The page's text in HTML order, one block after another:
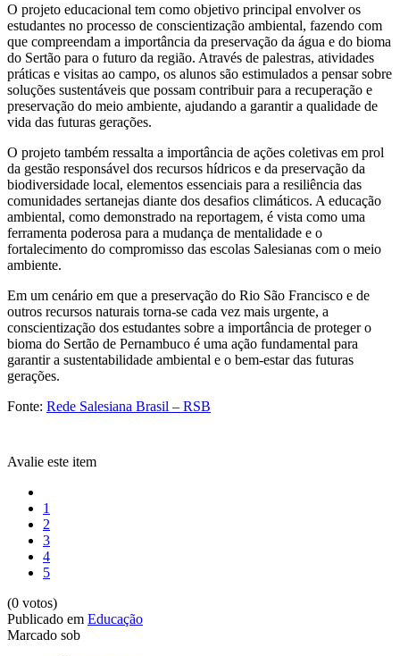
O projeto educacional tem como objetivo principal envolver os
estudantes no processo de conscientização ambiental, fazendo com
que compreendam a importância da preservação da água e do bioma
do Sertão para o futuro da região. Através de palestras, atividades
práticas e visitas ao campo, os alunos são estimulados a pensar sobre
soluções sustentáveis que possam contribuir para a recuperação e
preservação do meio ambiente, ajudando a garantir a qualidade de
vida das futuras gerações.
O projeto também ressalta a importância de ações coletivas em prol
da gestão responsável dos recursos hídricos e da preservação da
biodiversidade local, elementos essenciais para a resiliência das
comunidades sertanejas diante dos desafios climáticos. A educação
ambiental, como demonstrado na reportagem, é vista como uma
ferramenta poderosa para a mudança de mentalidade e o
fortalecimento do compromisso das escolas Salesianas com o meio
ambiente.
Em um cenário em que a preservação do Rio São Francisco e de
outros recursos naturais torna-se cada vez mais urgente, a
conscientização dos estudantes sobre a importância de proteger o
bioma do Sertão de Pernambuco é uma ação fundamental para
garantir a sustentabilidade ambiental e o bem-estar das futuras
gerações.
Fonte: Rede Salesiana Brasil – RSB
Avalie este item
1
2
3
4
5
(0 votos)
Publicado em Educação
Marcado sob